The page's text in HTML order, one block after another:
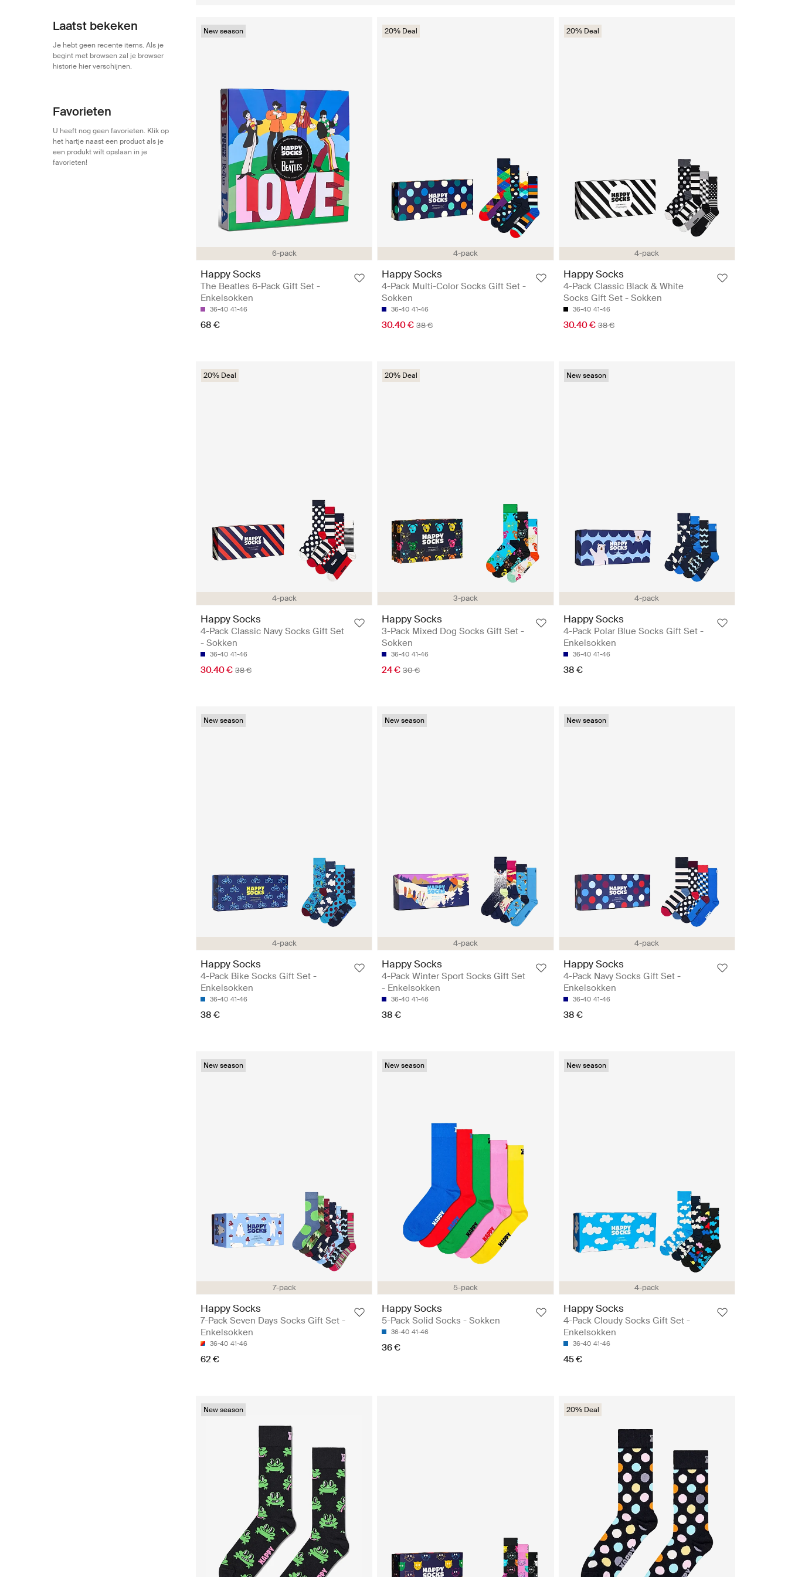
Laatst bekeken
Je hebt geen recente items. Als je
begint met browsen zal je browser
historie hier verschijnen.
Favorieten
U heeft nog geen favorieten. Klik op
het hartje naast een product als je
een produkt wilt opslaan in je
favorieten!
6-pack
New season
Happy Socks
The Beatles 6-Pack Gift Set -
Enkelsokken
36-40 41-46
68 €
4-pack
20% Deal
Happy Socks
4-Pack Multi-Color Socks Gift Set -
Sokken
36-40 41-46
30.40 € 38 €
4-pack
20% Deal
Happy Socks
4-Pack Classic Black & White
Socks Gift Set - Sokken
36-40 41-46
30.40 € 38 €
4-pack
20% Deal
Happy Socks
4-Pack Classic Navy Socks Gift Set
- Sokken
36-40 41-46
30.40 € 38 €
3-pack
20% Deal
Happy Socks
3-Pack Mixed Dog Socks Gift Set -
Sokken
36-40 41-46
24 € 30 €
4-pack
New season
Happy Socks
4-Pack Polar Blue Socks Gift Set -
Enkelsokken
36-40 41-46
38 €
4-pack
New season
Happy Socks
4-Pack Bike Socks Gift Set -
Enkelsokken
36-40 41-46
38 €
4-pack
New season
Happy Socks
4-Pack Winter Sport Socks Gift Set
- Enkelsokken
36-40 41-46
38 €
4-pack
New season
Happy Socks
4-Pack Navy Socks Gift Set -
Enkelsokken
36-40 41-46
38 €
7-pack
New season
Happy Socks
7-Pack Seven Days Socks Gift Set -
Enkelsokken
36-40 41-46
62 €
5-pack
New season
Happy Socks
5-Pack Solid Socks - Sokken
36-40 41-46
36 €
4-pack
New season
Happy Socks
4-Pack Cloudy Socks Gift Set -
Enkelsokken
36-40 41-46
45 €
New season 20% Deal